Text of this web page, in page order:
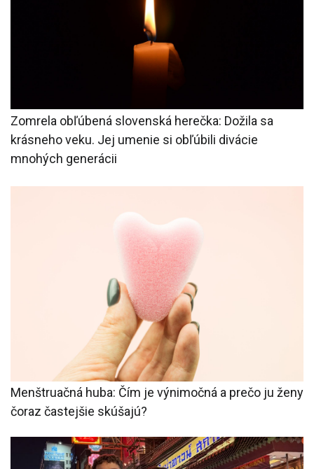
Zomrela obľúbená slovenská herečka: Dožila sa
krásneho veku. Jej umenie si obľúbili divácie
mnohých generácii
Menštruačná huba: Čím je výnimočná a prečo ju ženy
čoraz častejšie skúšajú?